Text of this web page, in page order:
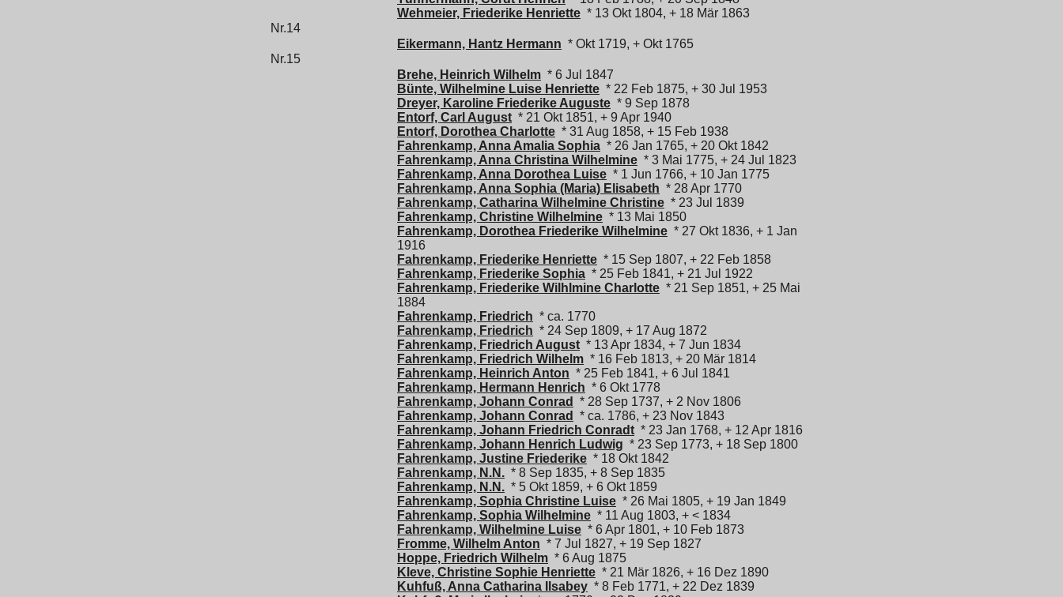
Wehmeier, Friederike Henriette * 13 Okt 1804, + 18 Mär 1863
Nr.14
Eikermann, Hantz Hermann * Okt 1719, + Okt 1765
Nr.15
Brehe, Heinrich Wilhelm * 6 Jul 1847
Bünte, Wilhelmine Luise Henriette * 22 Feb 1875, + 30 Jul 1953
Dreyer, Karoline Friederike Auguste * 9 Sep 1878
Entorf, Carl August * 21 Okt 1851, + 9 Apr 1940
Entorf, Dorothea Charlotte * 31 Aug 1858, + 15 Feb 1938
Fahrenkamp, Anna Amalia Sophia * 26 Jan 1765, + 20 Okt 1842
Fahrenkamp, Anna Christina Wilhelmine * 3 Mai 1775, + 24 Jul 1823
Fahrenkamp, Anna Dorothea Luise * 1 Jun 1766, + 10 Jan 1775
Fahrenkamp, Anna Sophia (Maria) Elisabeth * 28 Apr 1770
Fahrenkamp, Catharina Wilhelmine Christine * 23 Jul 1839
Fahrenkamp, Christine Wilhelmine * 13 Mai 1850
Fahrenkamp, Dorothea Friederike Wilhelmine * 27 Okt 1836, + 1 Jan
1916
Fahrenkamp, Friederike Henriette * 15 Sep 1807, + 22 Feb 1858
Fahrenkamp, Friederike Sophia * 25 Feb 1841, + 21 Jul 1922
Fahrenkamp, Friederike Wilhlmine Charlotte * 21 Sep 1851, + 25 Mai
1884
Fahrenkamp, Friedrich * ca. 1770
Fahrenkamp, Friedrich * 24 Sep 1809, + 17 Aug 1872
Fahrenkamp, Friedrich August * 13 Apr 1834, + 7 Jun 1834
Fahrenkamp, Friedrich Wilhelm * 16 Feb 1813, + 20 Mär 1814
Fahrenkamp, Heinrich Anton * 25 Feb 1841, + 6 Jul 1841
Fahrenkamp, Hermann Henrich * 6 Okt 1778
Fahrenkamp, Johann Conrad
* 28 Sep 1737, + 2 Nov 1806
Fahrenkamp, Johann Conrad
* ca. 1786, + 23 Nov 1843
Fahrenkamp, Johann Friedrich Conradt * 23 Jan 1768, + 12 Apr 1816
Fahrenkamp, Johann Henrich Ludwig * 23 Sep 1773, + 18 Sep 1800
Fahrenkamp, Justine Friederike * 18 Okt 1842
Fahrenkamp, N.N. * 8 Sep 1835, + 8 Sep 1835
Fahrenkamp, N.N. * 5 Okt 1859, + 6 Okt 1859
Fahrenkamp, Sophia Christine Luise * 26 Mai 1805, + 19 Jan 1849
Fahrenkamp, Sophia Wilhelmine * 11 Aug 1803, + < 1834
Fahrenkamp, Wilhelmine Luise * 6 Apr 1801, + 10 Feb 1873
Fromme, Wilhelm Anton * 7 Jul 1827, + 19 Sep 1827
Hoppe, Friedrich Wilhelm * 6 Aug 1875
Kleve, Christine Sophie Henriette * 21 Mär 1826, + 16 Dez 1890
Kuhfuß, Anna Catharina Ilsabey * 8 Feb 1771, + 22 Dez 1839